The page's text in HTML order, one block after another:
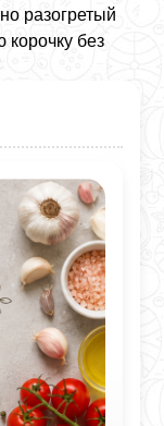
разогретый
без